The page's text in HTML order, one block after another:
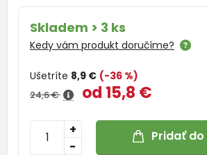
Skladem > 3 ks
Kedy vám produkt doručíme?
Ušetríte 8,9 € (-36 %)
24,6 € od 15,8 €
-
+ Pridať